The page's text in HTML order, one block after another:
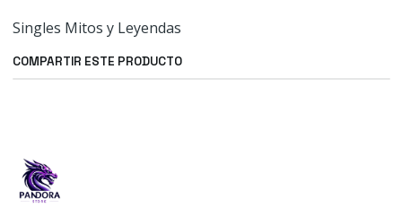
Singles Mitos y Leyendas
COMPARTIR ESTE PRODUCTO